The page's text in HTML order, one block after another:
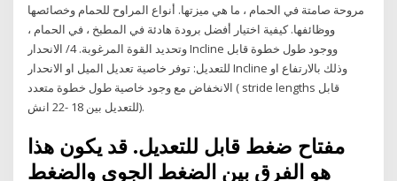
مروحة صامتة في الحمام ، ما هي ميزتها. أنواع المراوح للحمام وخصائصها
ووظائفها. كيفية اختيار أفضل برودة هادئة في المطبخ ، في الحمام ،
وتحديد القوة المرغوبة. 4/ الانحدار Incline ووجود طول خطوة قابل
للتعديل: توفر خاصية تعديل الميل او الانحدار Incline وذلك بالارتفاع او
الانخفاض مع وجود خاصية طول خطوة متعدد ( stride lengths قابل
للتعديل بين 18 -22 انش).
مفتاح ضغط قابل للتعديل. قد يكون هذا
هو الفرق بين الضغط الجوي والضغط